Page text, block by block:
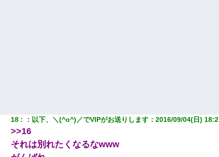
18 ： 以下、＼(^o^)／でVIPがお送りします ：2016/09/04(日)
>>16
それは別れたくなるなwww